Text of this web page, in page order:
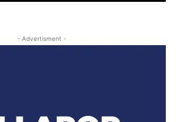
- Advertisment -